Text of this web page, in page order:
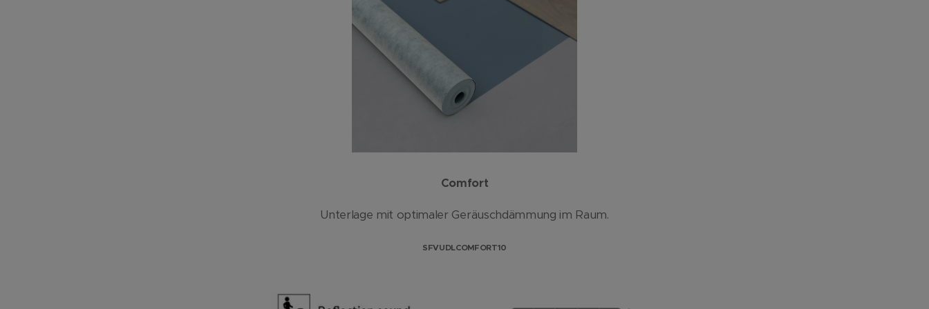
Comfort
Unterlage mit optimaler Geräuschdämmung im Raum.
SFVUDLCOMFORT10